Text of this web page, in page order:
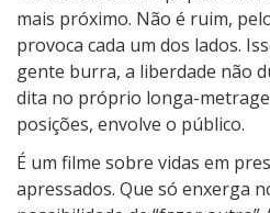
mais próximo. Não é ruim,
provoca cada um dos lados.
gente burra, a liberdade não
dita no próprio longa-
posições, envolve o público.
É um filme sobre vidas em
apressados. Que só enxerga